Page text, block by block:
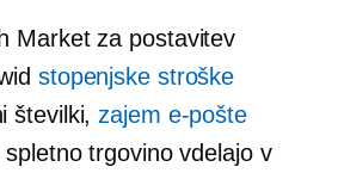
Market za postavitev
stopenjske stroške
številki,zajem e-pošte
trgovino vdelajo v